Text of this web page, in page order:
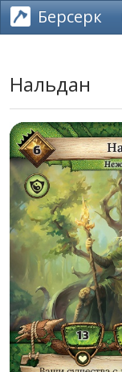
Берсерк
Нальдан